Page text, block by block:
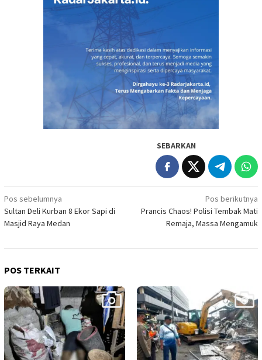
SEBARKAN
Navigasi
pos
Pos sebelumnya
Sultan Deli Kurban 8 Ekor Sapi di
Masjid Raya Medan
Pos berikutnya
Prancis Chaos! Polisi Tembak Mati
Remaja, Massa Mengamuk
POS TERKAIT